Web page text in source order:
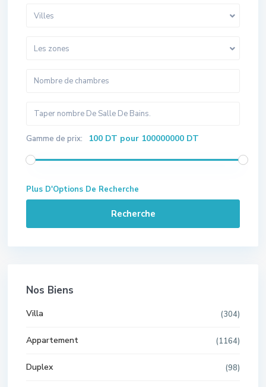
Villes
Les zones
Gamme de prix: 100 DT pour 100000000 DT
Plus D'Options De Recherche
Recherche
Nos Biens
Villa (304)
Appartement (1164)
Duplex (98)